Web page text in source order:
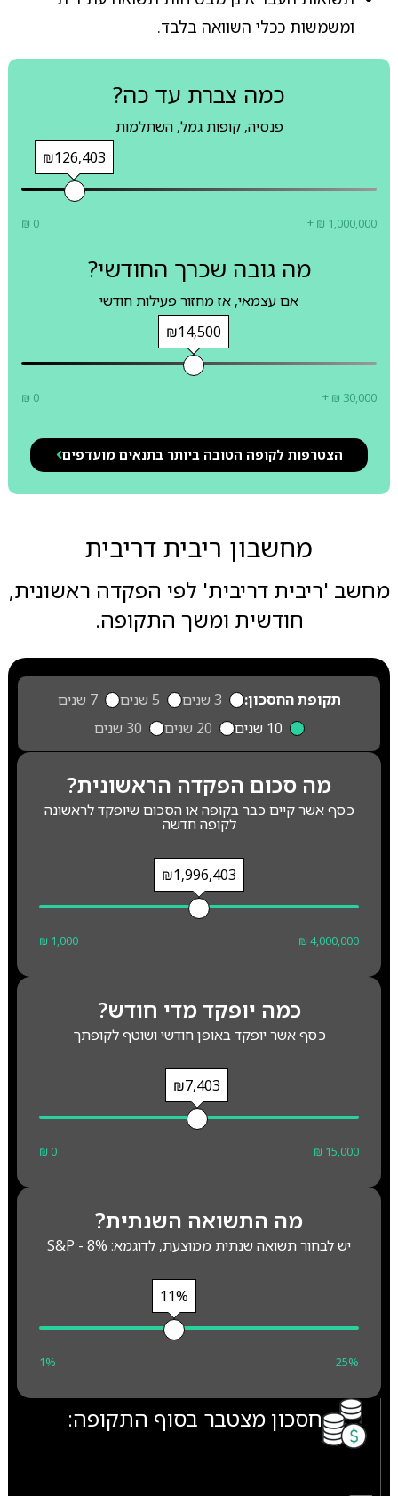
ומשמשות ככלי השוואה בלבד.
כמה צברת עד כה?
פנסיה, קופות גמל, השתלמות
₪126,403
₪ 0 + ₪ 1,000,000
מה גובה שכרך החודשי?
אם עצמאי, אז מחזור פעילות חודשי
₪14,500
₪ 0 + ₪ 30,000
הצטרפות לקופה הטובה ביותר בתנאים מועדפים
מחשבון ריבית דריבית
מחשב 'ריבית דריבית' לפי הפקדה ראשונית,
חודשית ומשך התקופה.
תקופת החסכון: 3 שנים 5 שנים
7 שנים
10 שנים
20 שנים 30 שנים
מה סכום הפקדה הראשונית?
כסף אשר קיים כבר בקופה או הסכום שיופקד לראשונה
לקופה חדשה
₪1,996,403
₪ 1,000 ₪ 4,000,000
כמה יופקד מדי חודש?
כסף אשר יופקד באופן חודשי ושוטף לקופתך
₪7,403
₪ 0 ₪ 15,000
מה התשואה השנתית?
יש לבחור תשואה שנתית ממוצעת, לדוגמא: S&P - 8%
11%
1% 25%
חסכון מצטבר בסוף התקופה: